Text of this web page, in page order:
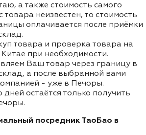
а также стоимость самого
товара неизвестен, то стоимость
оплачивается после приёмки
товара и проверка товара на
при необходимости.
Ваш товар через границу в
а после выбранной вами
- уже в Печоры.
дней остаётся только получить
посредник ТаоБао в